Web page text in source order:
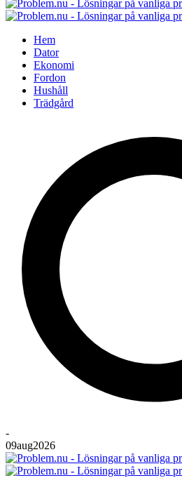
Hem
Dator
Ekonomi
Fordon
Hushåll
Trädgård
-
09aug2026